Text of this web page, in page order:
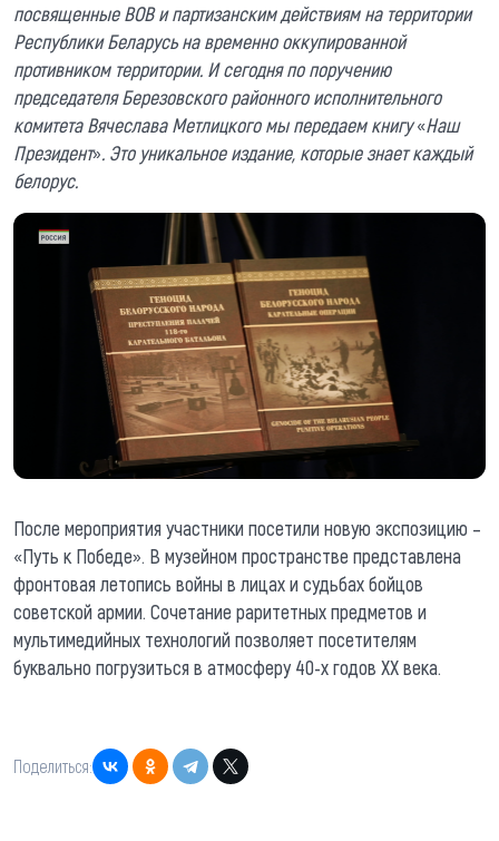
посвященные ВОВ и партизанским действиям на территории
Республики Беларусь на временно оккупированной
противником территории. И сегодня по поручению
председателя Березовского районного исполнительного
комитета Вячеслава Метлицкого мы передаем книгу«Наш
Президент». Это уникальное издание, которые знает каждый
белорус.
После мероприятия участники посетили новую экспозицию –
«Путь к Победе». В музейном пространстве представлена
фронтовая летопись войны в лицах и судьбах бойцов
советской армии. Сочетание раритетных предметов и
мультимедийных технологий позволяет посетителям
буквально погрузиться в атмосферу 40-х годов XX века.
Поделиться: